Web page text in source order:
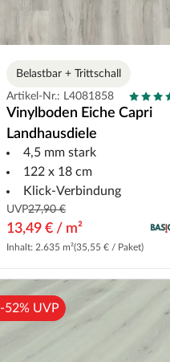
Belastbar + Trittschall
Artikel-Nr.: L4081858
Vinylboden Eiche Capri
Landhausdiele
4,5 mm stark
122 x 18 cm
Klick-Verbindung
UVP27,90 €
13,49 € / m²
Inhalt: 2.635 m²(35,55 € / Paket)
-52% UVP